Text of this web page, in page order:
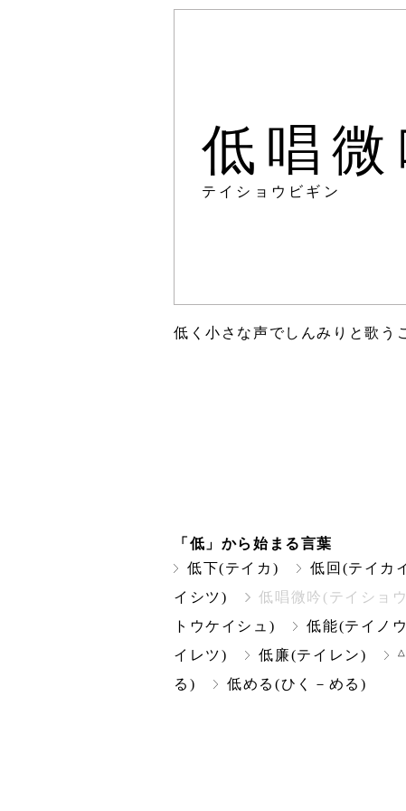
低唱微
テイショウビギン
低く小さな声でしんみりと歌う
「低」から始まる言葉
低下(テイカ)
低回(テイカ
イシツ)
低唱微吟(テイショ
トウケイシュ)
低能(テイノ
イレツ)
低廉(テイレン) △
る)
低める(ひく－める)